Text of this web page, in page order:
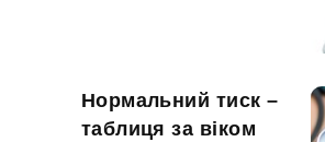
Нормальний тиск –
таблиця за віком